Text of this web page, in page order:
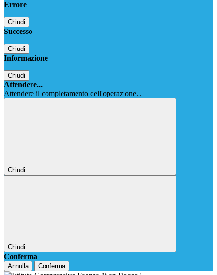
Errore
Chiudi
Successo
Chiudi
Informazione
Chiudi
Attendere...
Attendere il completamento dell'operazione...
Chiudi
Chiudi
Conferma
Annulla Conferma